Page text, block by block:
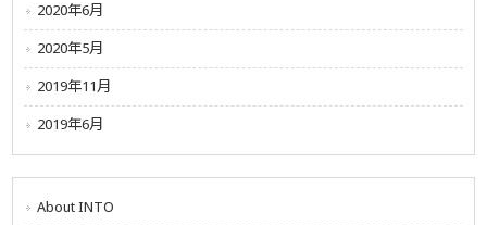
2020年6月
2020年5月
2019年11月
2019年6月
About INTO